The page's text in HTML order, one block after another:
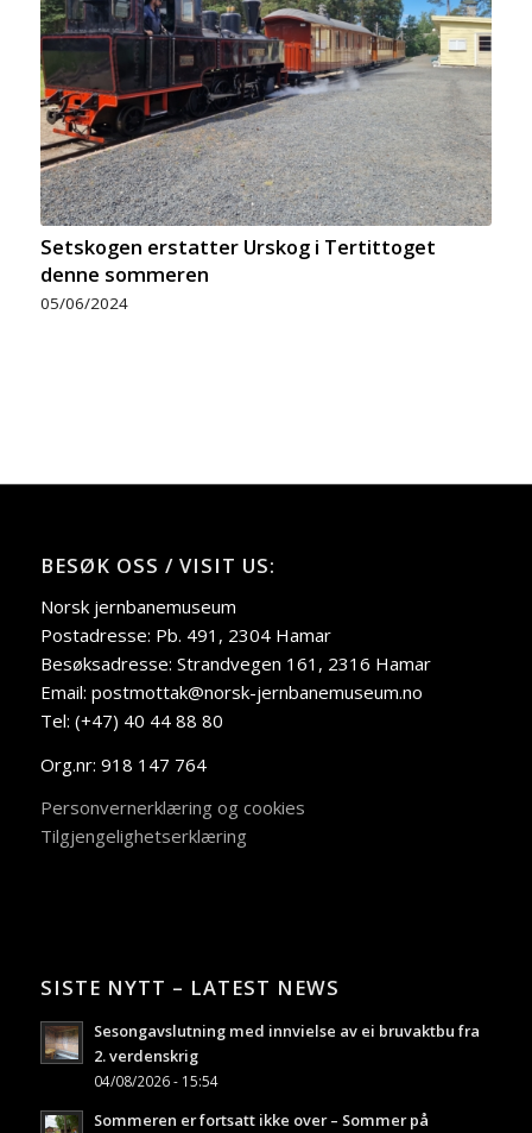
Setskogen erstatter Urskog i Tertittoget
denne sommeren
05/06/2024
BESØK OSS / VISIT US:
Norsk jernbanemuseum
Postadresse: Pb. 491, 2304 Hamar
Besøksadresse: Strandvegen 161, 2316 Hamar
Email: postmottak@norsk-jernbanemuseum.no
Tel: (+47) 40 44 88 80
Org.nr: 918 147 764
Personvernerklæring og cookies
Tilgjengelighetserklæring
SISTE NYTT – LATEST NEWS
Sesongavslutning med innvielse av ei bruvaktbu fra
2. verdenskrig
04/08/2026 - 15:54
Sommeren er fortsatt ikke over – Sommer på